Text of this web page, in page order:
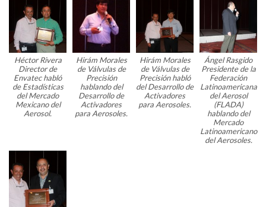
Héctor Rivera
Director de
Envatec habló
de Estadísticas
del Mercado
Mexicano del
Aerosol.
Hirám Morales
de Válvulas de
Precisión
hablando del
Desarrollo de
Activadores
para Aerosoles.
Hirám Morales
de Válvulas de
Precisión habló
del Desarrollo de
Activadores
para Aerosoles.
Ángel Rasgido
Presidente de la
Federación
Latinoamericana
del Aerosol
(FLADA)
hablando del
Mercado
Latinoamericano
del Aerosoles.